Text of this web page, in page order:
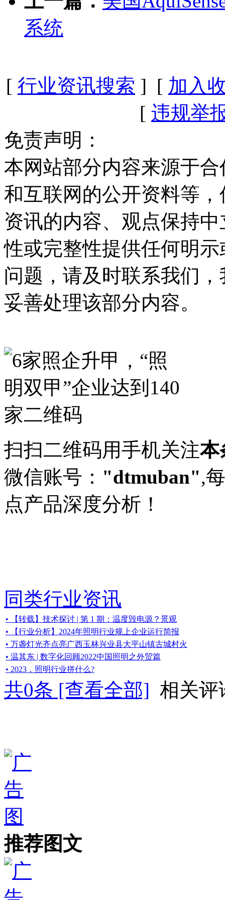
系统
[ 行业资讯搜索 ] [ 加入
[ 违规举
免责声明：
本网站部分内容来源于
和互联网的公开资料等
资讯的内容、观点保持
性或完整性提供任何明
问题，请及时联系我们
妥善处理该部分内容。
扫扫二维码用手机关注本
微信账号： "dtmuban",
点产品深度分析！
同类行业资讯
• 【转载】技术探讨 | 第 1 期：温度毁电源？景观
• 【行业分析】2024年照明行业规上企业运行简报
• 万盏灯光齐点亮广西玉林兴业县大平山镇古城村火
• 温其东 | 数字化回顾2022中国照明之外贸篇
• ​2023，照明行业拼什么?
共0条 [查看全部] 相关评
推荐图文